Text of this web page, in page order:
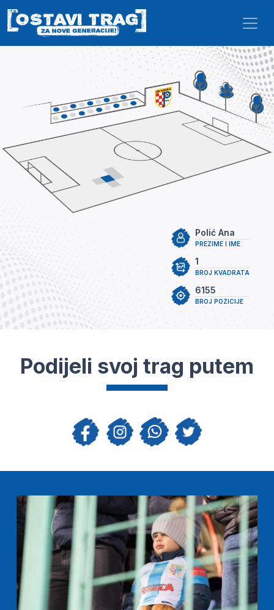
Skip to main content
PREZIME I IME
Polić Ana
BROJ KVADRATA
1
BROJ POZICIJE
6155
Podijeli svoj trag putem